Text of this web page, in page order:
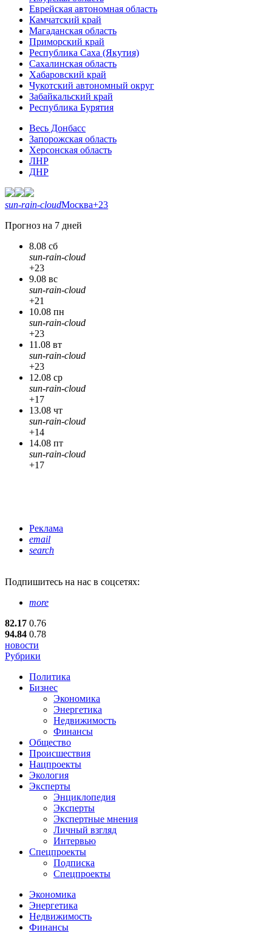
Еврейская автономная область
Камчатский край
Магаданская область
Приморский край
Республика Саха (Якутия)
Сахалинская область
Хабаровский край
Чукотский автономный округ
Забайкальский край
Республика Бурятия
Весь Донбасс
Запорожская область
Херсонская область
ЛНР
ДНР
sun-rain-cloudМосква+23
Прогноз на 7 дней
8.08 сб
sun-rain-cloud
+23
9.08 вс
sun-rain-cloud
+21
10.08 пн
sun-rain-cloud
+23
11.08 вт
sun-rain-cloud
+23
12.08 ср
sun-rain-cloud
+17
13.08 чт
sun-rain-cloud
+14
14.08 пт
sun-rain-cloud
+17
Реклама
email
search
Подпишитесь на нас в соцсетях:
more
82.17 0.76
94.84 0.78
новости
Рубрики
Политика
Бизнес
Экономика
Энергетика
Недвижимость
Финансы
Общество
Происшествия
Нацпроекты
Экология
Эксперты
Энциклопедия
Эксперты
Экспертные мнения
Личный взгляд
Интервью
Спецпроекты
Подписка
Спецпроекты
Экономика
Энергетика
Недвижимость
Финансы